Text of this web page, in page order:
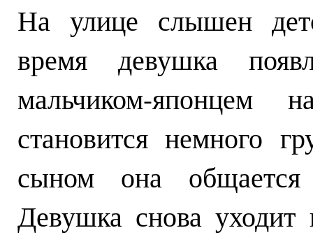
На улице слышен
время девушка
мальчиком-
становится немного
сыном она общается
Девушка снова